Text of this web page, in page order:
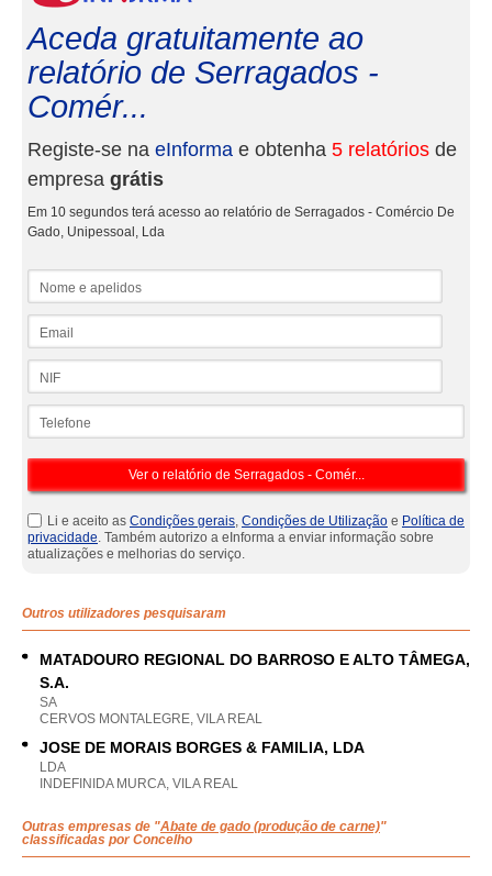
Aceda gratuitamente ao
relatório de Serragados -
Comér...
Registe-se na eInforma e obtenha 5 relatórios de
empresa grátis
Em 10 segundos terá acesso ao relatório de Serragados - Comércio De
Gado, Unipessoal, Lda
Li e aceito as Condições gerais, Condições de Utilização e Política de
privacidade. Também autorizo a eInforma a enviar informação sobre
atualizações e melhorias do serviço.
Outros utilizadores pesquisaram
MATADOURO REGIONAL DO BARROSO E ALTO TÂMEGA,
S.A.
SA
CERVOS MONTALEGRE, VILA REAL
JOSE DE MORAIS BORGES & FAMILIA, LDA
LDA
INDEFINIDA MURCA, VILA REAL
Outras empresas de "Abate de gado (produção de carne)"
classificadas por Concelho